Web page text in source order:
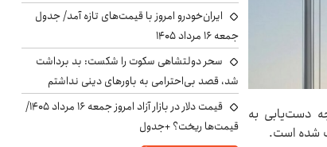
دست‌یابی به
شده است.
ایران‌خودرو امروز با قیمت‌های تازه آمد/ جدول
جمعه ۱۶ مرداد ۱۴۰۵
سحر دولتشاهی سکوت را شکست: بد برداشت
شد، قصد بی‌احترامی به باورهای دینی نداشتم
قیمت دلار در بازار آزاد امروز جمعه ۱۶ مرداد ۱۴۰۵/
قیمت‌ها ریخت؟ +جدول